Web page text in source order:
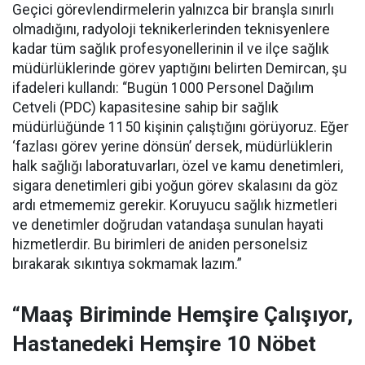
Geçici görevlendirmelerin yalnızca bir branşla sınırlı
olmadığını, radyoloji teknikerlerinden teknisyenlere
kadar tüm sağlık profesyonellerinin il ve ilçe sağlık
müdürlüklerinde görev yaptığını belirten Demircan, şu
ifadeleri kullandı: “Bugün 1000 Personel Dağılım
Cetveli (PDC) kapasitesine sahip bir sağlık
müdürlüğünde 1150 kişinin çalıştığını görüyoruz. Eğer
‘fazlası görev yerine dönsün’ dersek, müdürlüklerin
halk sağlığı laboratuvarları, özel ve kamu denetimleri,
sigara denetimleri gibi yoğun görev skalasını da göz
ardı etmememiz gerekir. Koruyucu sağlık hizmetleri
ve denetimler doğrudan vatandaşa sunulan hayati
hizmetlerdir. Bu birimleri de aniden personelsiz
bırakarak sıkıntıya sokmamak lazım.”
“Maaş Biriminde Hemşire Çalışıyor,
Hastanedeki Hemşire 10 Nöbet